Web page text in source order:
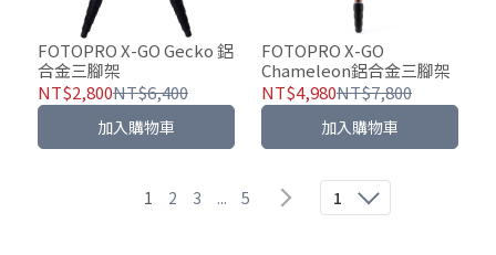
FOTOPRO X-GO Gecko 鋁
合金三腳架
NT$2,800NT$6,400
加入購物車
FOTOPRO X-GO
Chameleon鋁合金三腳架
NT$4,980NT$7,800
加入購物車
1 2 3 ... 5 1